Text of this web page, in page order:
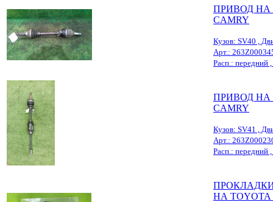
ПРИВОД НА
CAMRY
Кузов: SV40 ,
Арт.:
Расп.: передний
ПРИВОД НА
CAMRY
Кузов: SV41 ,
Арт.:
Расп.: передний
НА TOYOTA